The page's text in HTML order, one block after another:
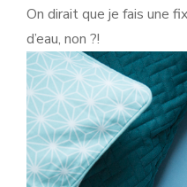
On dirait que je fais une
d’eau, non ?!